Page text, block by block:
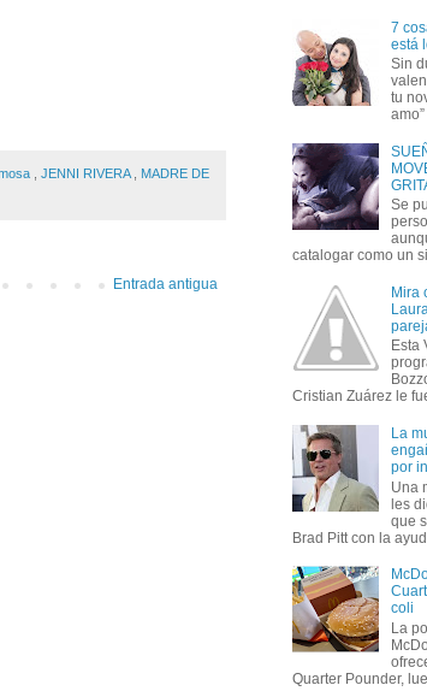
JENNI RIVERA MADRE DE
Entrada antigua
7
está
Sin
tu
Se
catalogar como un
Mira
Esta
Cristian Zuárez le
La
por
Una
les
que
Brad Pitt con la
coli
La
Quarter Pounder,